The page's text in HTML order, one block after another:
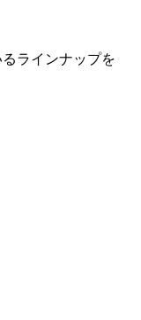
ラインナップを